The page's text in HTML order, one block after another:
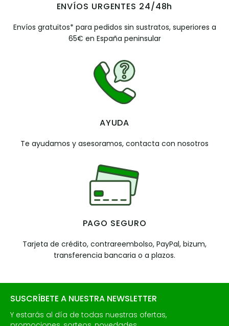
ENVÍOS URGENTES 24/48h
Envíos gratuitos* para pedidos sin sustratos, superiores a
65€ en España peninsular
AYUDA
Te ayudamos y asesoramos, contacta con nosotros
PAGO SEGURO
Tarjeta de crédito, contrareembolso, PayPal, bizum,
transferencia bancaria o a plazos.
SUSCRÍBETE A NUESTRA NEWSLETTER
Y estarás al día de todas nuestras ofertas,